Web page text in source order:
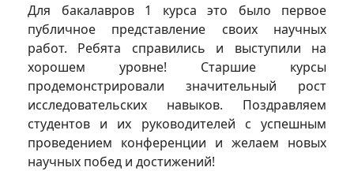
Для бакалавров 1 курса это было первое
публичное представление своих научных
работ. Ребята справились и выступили на
хорошем уровне! Старшие курсы
продемонстрировали значительный рост
исследовательских навыков. Поздравляем
студентов и их руководителей с успешным
проведением конференции и желаем новых
научных побед и достижений!